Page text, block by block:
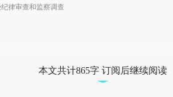
律审查和监察调查
本文共计865字 订阅后继续阅读